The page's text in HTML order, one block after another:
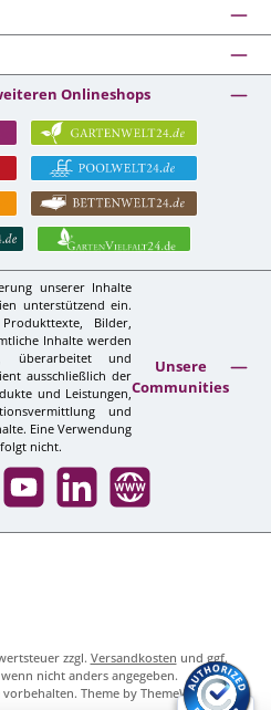
Onlineshops
unserer Inhalte
unterstützend ein.
Bilder,
Inhalte werden
überarbeitet und
ausschließlich der
und Leistungen,
und
Eine Verwendung
nicht.
Unsere
Communities
YouTube LinkedIn Website
zzgl. Versandkosten und ggf.
nicht anders angegeben.
vorbehalten. Theme by ThemeWare®